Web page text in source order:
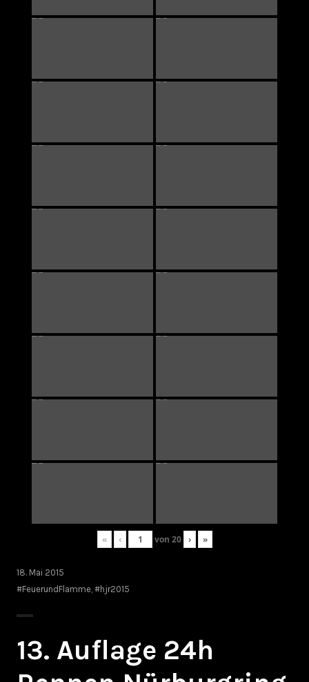
« ‹ von 20 › »
18. Mai 2015
#FeuerundFlamme #hjr2015
13. Auflage 24h